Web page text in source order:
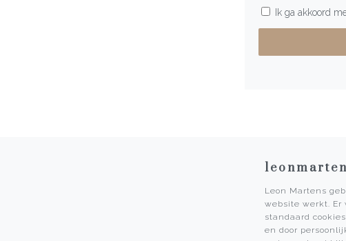
Ik ga akkoord
Leon Martens
website werkt. Er
standaard
en door